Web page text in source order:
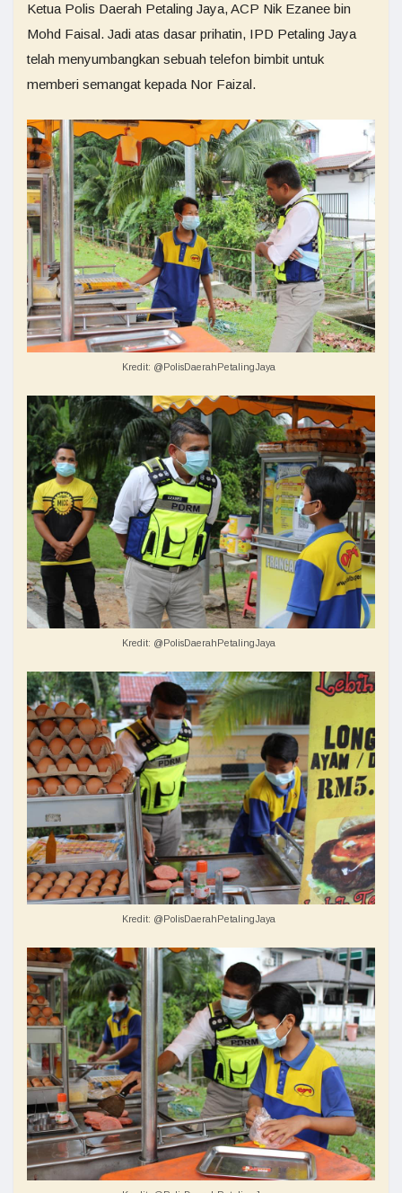
Ketua Polis Daerah Petaling Jaya, ACP Nik Ezanee bin
Mohd Faisal. Jadi atas dasar prihatin, IPD Petaling Jaya
telah menyumbangkan sebuah telefon bimbit untuk
memberi semangat kepada Nor Faizal.
Kredit: @PolisDaerahPetalingJaya
Kredit: @PolisDaerahPetalingJaya
Kredit: @PolisDaerahPetalingJaya